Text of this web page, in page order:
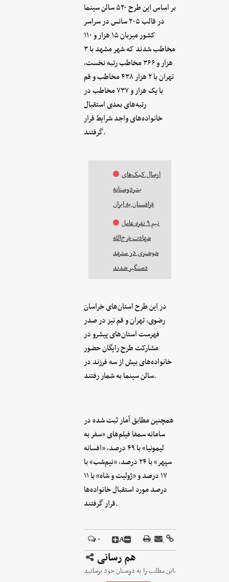
بر اساس این طرح ۵۲۰ سالن سینما
در قالب ۲۰۵ سانس در سراسر
کشور میزبان ۱۵ هزار و ۱۱۰
مخاطب شدند که شهر مشهد با ۳
هزار و ۳۶۶ مخاطب رتبه نخست،
تهران با ۲ هزار ۴۳۸ مخاطب و قم
با یک هزار و ۷۳۷ مخاطب در
رتبه‌های بعدی استقبال
خانواده‌های واجد شرایط قرار
گرفتند.
ارسال کمک‌های
بشردوستانه
قزاقستان به ایران
تیم ۹ نفره عامل
شهادت فرج‌الله
شوشتری در مشهد
دستگیر شدند
در این طرح استان‌های خراسان
رضوی، تهران و قم نیز در صدر
فهرست استان‌های پیشرو در
مشارکت طرح رایگان حضور
خانواده‌های بیش از سه فرزند در
سالن سینما به شمار رفتند.
همچنین مطابق آمار ثبت شده در
سامانه سمفا فیلم‌های «سفر به
لیمونیا» با ۴۹ درصد، «افسانه
سپهر» با ۲۴ درصد، «نیم‌شب» با
۱۷ درصد و «ژولیت و شاه» با ۱۱
درصد مورد استقبال خانواده‌ها
قرار گرفتند.
۰ A
هم رسانی
این مطلب را به دوستان خود برسانید.